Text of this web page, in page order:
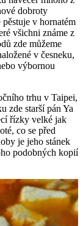
dobroty
v hornatém
všichni známe z
zde můžeme
v česneku,
výbornou
trhu v Taipei,
zde starší pán Ya
řízky velké jak
co se před
je jeho stánek
podobných kopií